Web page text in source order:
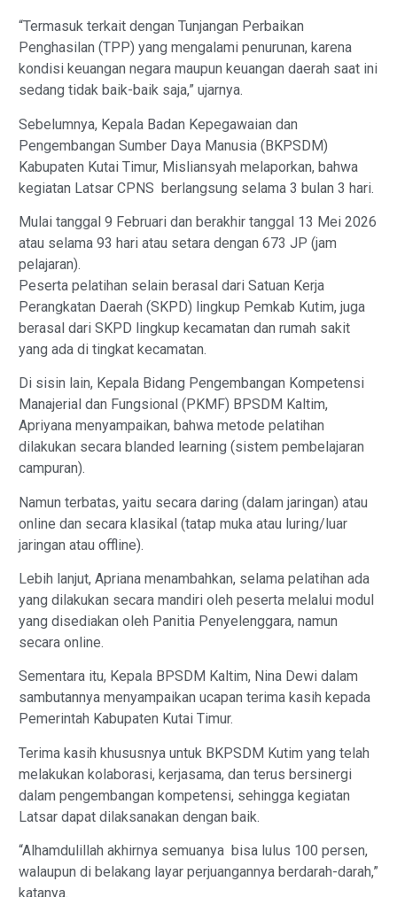
“Termasuk terkait dengan Tunjangan Perbaikan
Penghasilan (TPP) yang mengalami penurunan, karena
kondisi keuangan negara maupun keuangan daerah saat ini
sedang tidak baik-baik saja,” ujarnya.
Sebelumnya, Kepala Badan Kepegawaian dan
Pengembangan Sumber Daya Manusia (BKPSDM)
Kabupaten Kutai Timur, Misliansyah melaporkan, bahwa
kegiatan Latsar CPNS berlangsung selama 3 bulan 3 hari.
Mulai tanggal 9 Februari dan berakhir tanggal 13 Mei 2026
atau selama 93 hari atau setara dengan 673 JP (jam
pelajaran).
Peserta pelatihan selain berasal dari Satuan Kerja
Perangkatan Daerah (SKPD) lingkup Pemkab Kutim, juga
berasal dari SKPD lingkup kecamatan dan rumah sakit
yang ada di tingkat kecamatan.
Di sisin lain, Kepala Bidang Pengembangan Kompetensi
Manajerial dan Fungsional (PKMF) BPSDM Kaltim,
Apriyana menyampaikan, bahwa metode pelatihan
dilakukan secara blanded learning (sistem pembelajaran
campuran).
Namun terbatas, yaitu secara daring (dalam jaringan) atau
online dan secara klasikal (tatap muka atau luring/luar
jaringan atau offline).
Lebih lanjut, Apriana menambahkan, selama pelatihan ada
yang dilakukan secara mandiri oleh peserta melalui modul
yang disediakan oleh Panitia Penyelenggara, namun
secara online.
Sementara itu, Kepala BPSDM Kaltim, Nina Dewi dalam
sambutannya menyampaikan ucapan terima kasih kepada
Pemerintah Kabupaten Kutai Timur.
Terima kasih khususnya untuk BKPSDM Kutim yang telah
melakukan kolaborasi, kerjasama, dan terus bersinergi
dalam pengembangan kompetensi, sehingga kegiatan
Latsar dapat dilaksanakan dengan baik.
“Alhamdulillah akhirnya semuanya bisa lulus 100 persen,
walaupun di belakang layar perjuangannya berdarah-darah,”
katanya.